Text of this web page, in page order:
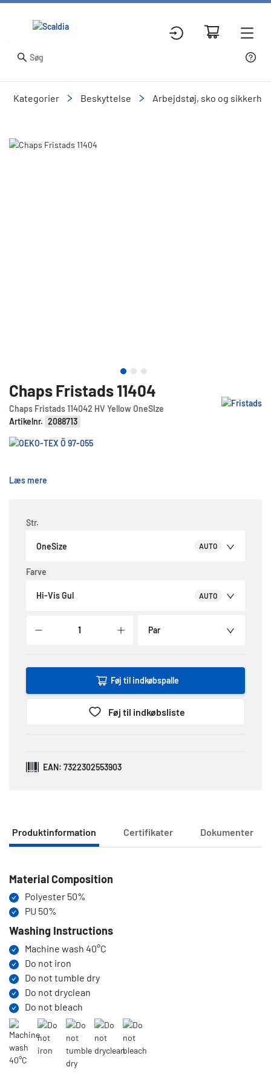
Kategorier Beskyttelse Arbejdstøj, sko og
Slide 1 of 3
Chaps Fristads 11404
Chaps Fristads 114042 HV Yellow OneSIze
Artikelnr. 2088713
Læs mere
Str.
OneSize AUTO
Farve
Hi-Vis Gul AUTO
Par
Føj til indkøbspalle
Føj til indkøbsliste
EAN: 7322302553903
Produktinformation Certifikater Dokumenter
Produktinformation
Material Composition
Polyester 50%
PU 50%
Washing Instructions
Machine wash 40°C
Do not iron
Do not tumble dry
Do not dryclean
Do not bleach